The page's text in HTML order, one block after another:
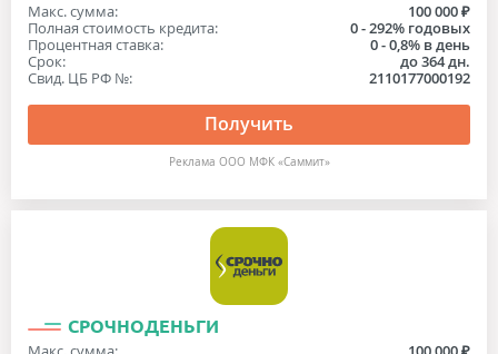
Макс. сумма:
100 000 ₽
Полная стоимость кредита:
0 - 292% годовых
Процентная ставка:
0 - 0,8% в день
Срок:
до 364 дн.
Свид. ЦБ РФ №:
2110177000192
Получить
Реклама ООО МФК «Саммит»
СРОЧНОДЕНЬГИ